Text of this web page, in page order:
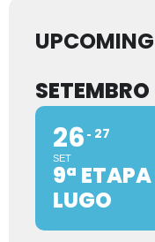
SETEMBRO
26
SET
27
9ª
LUGO